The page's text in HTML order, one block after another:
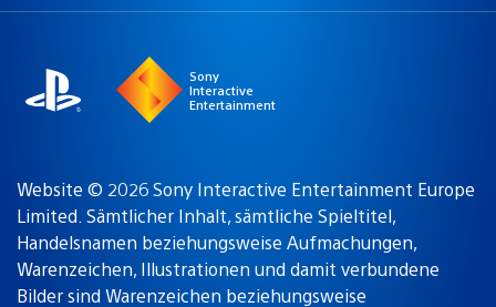
Sony
Interactive
Entertainment
Website © 2026 Sony Interactive Entertainment Europe
Limited. Sämtlicher Inhalt, sämtliche Spieltitel,
Handelsnamen beziehungsweise Aufmachungen,
Warenzeichen, Illustrationen und damit verbundene
Bilder sind Warenzeichen beziehungsweise